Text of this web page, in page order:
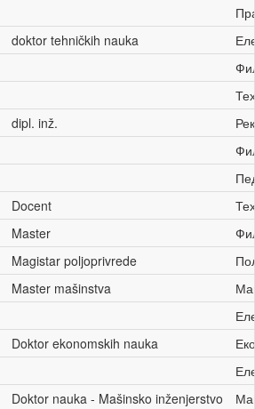
doktor tehničkih nauka
dipl. inž.
Docent
Master
Magistar poljoprivrede
Master mašinstva
Doktor ekonomskih nauka
Doktor nauka - Mašinsko inženjerstvo